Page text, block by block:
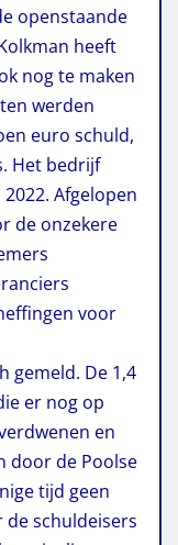
openstaande
heeft
nog te maken
werden
euro schuld,
Het bedrijf
Afgelopen
de onzekere
voor
gemeld. De 1,4
er nog op
en
door de Poolse
tijd geen
schuldeisers